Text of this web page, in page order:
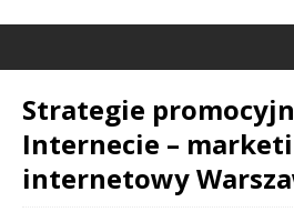
Strategie
Internecie –
internetowy